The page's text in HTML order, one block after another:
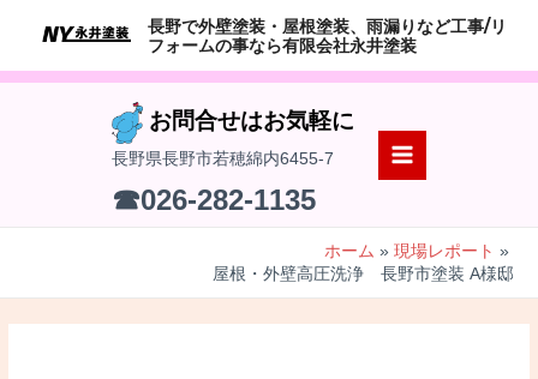
テ
長野で外壁塗装・屋根塗装、雨漏りなど工事/リ
フォームの事なら有限会社永井塗装
お問合せはお気軽に
長野県長野市若穂綿内6455-7
☎026-282-1135
MAIN
ホーム
現場レポート
屋根・外壁高圧洗浄 長野市塗装 A様邸